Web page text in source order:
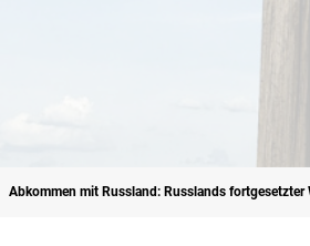
Abkommen mit Russland: Russlands fortgesetzter